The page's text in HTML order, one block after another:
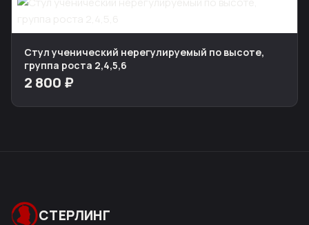
Стул ученический нерегулируемый по высоте,
группа роста 2,4,5,6
2 800 ₽
СТЕРЛИНГ